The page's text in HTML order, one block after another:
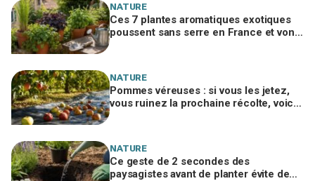
NATURE
Ces 7 plantes aromatiques exotiques
poussent sans serre en France et vont
NATURE
Pommes véreuses : si vous les jetez,
vous ruinez la prochaine récolte, voici
NATURE
Ce geste de 2 secondes des
paysagistes avant de planter évite de